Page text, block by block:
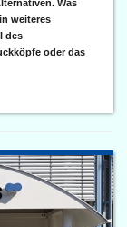
Was
weiteres
des
oder das